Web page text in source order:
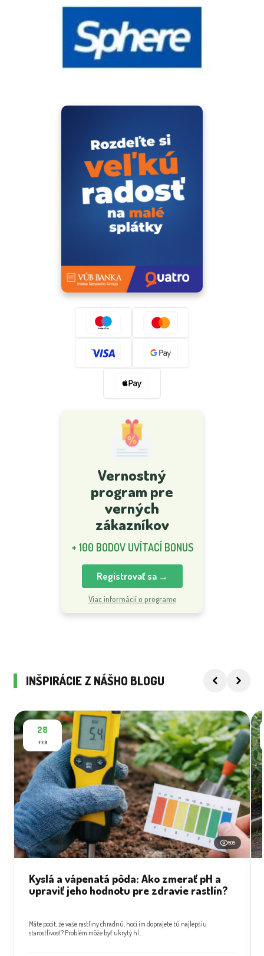
Vernostný
program pre
verných
zákazníkov
+ 100 BODOV UVÍTACÍ BONUS
Registrovať sa →
Viac informácií o programe
INŠPIRÁCIE Z NÁŠHO BLOGU
28
FEB
505
Kyslá a vápenatá pôda: Ako zmerať pH a
upraviť jeho hodnotu pre zdravie rastlín?
Máte pocit, že vaše rastliny chradnú, hoci im doprajete tú najlepšiu
starostlivosť? Problém môže byť ukrytý hl...